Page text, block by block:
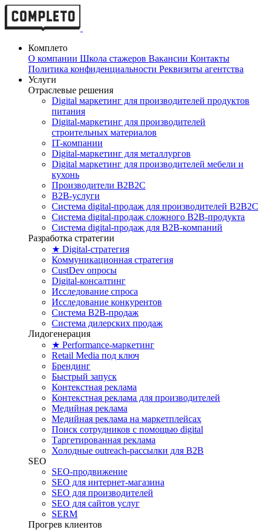
Комплето
О компании Школа стажеров Вакансии Контакты
Политика конфиденциальности Реквизиты агентства
Услуги
Отраслевые решения
Digital маркетинг для производителей продуктов
питания
Digital-маркетинг для производителей
строительных материалов
IT-компании
Digital-маркетинг для металлургов
Digital маркетинг для производителей мебели и
кухонь
Производители B2B2C
B2B-услуги
Cистема digital-продаж для производителей B2B2C
Система digital-продаж сложного B2B-продукта
Система digital-продаж для B2B-компаний
Разработка стратегии
★ Digital-стратегия
Коммуникационная стратегия
CustDev опросы
Digital-консалтинг
Исследование спроса
Исследование конкурентов
Система B2B-продаж
Система дилерских продаж
Лидогенерация
★ Performance-маркетинг
Retail Media под ключ
Брендинг
Быстрый запуск
Контекстная реклама
Контекстная реклама для производителей
Медийная реклама
Медийная реклама на маркетплейсах
Поиск сотрудников с помощью digital
Таргетированная реклама
Холодные outreach-рассылки для B2B
SEO
SEO-продвижение
SEO для интернет-магазина
SEO для производителей
SEO для сайтов услуг
SERM
Прогрев клиентов